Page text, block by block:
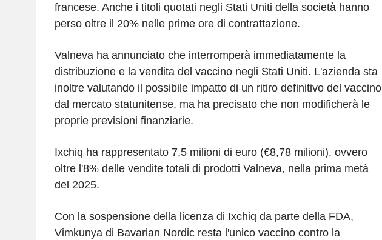
francese. Anche i titoli quotati negli Stati Uniti della società hanno
perso oltre il 20% nelle prime ore di contrattazione.
Valneva ha annunciato che interromperà immediatamente la
distribuzione e la vendita del vaccino negli Stati Uniti. L'azienda sta
inoltre valutando il possibile impatto di un ritiro definitivo del vaccino
dal mercato statunitense, ma ha precisato che non modificherà le
proprie previsioni finanziarie.
Ixchiq ha rappresentato 7,5 milioni di euro (€8,78 milioni), ovvero
oltre l'8% delle vendite totali di prodotti Valneva, nella prima metà
del 2025.
Con la sospensione della licenza di Ixchiq da parte della FDA,
Vimkunya di Bavarian Nordic resta l'unico vaccino contro la